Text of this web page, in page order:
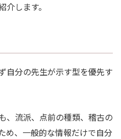
します。
自分の先生が示す型を優先す
、流派、点前の種類、稽古の
め、一般的な情報だけで自分